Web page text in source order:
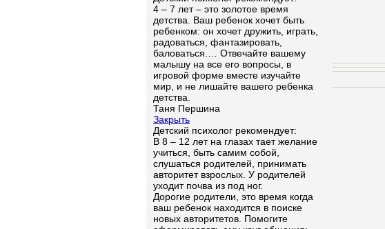
4 – 7 лет – это золотое время
детства. Ваш ребенок хочет быть
ребенком: он хочет дружить, играть,
радоваться, фантазировать,
баловаться.… Отвечайте вашему
малышу на все его вопросы, в
игровой форме вместе изучайте
мир, и не лишайте вашего ребенка
детства.
Таня Першина
Закрыть
Детский психолог рекомендует:
В 8 – 12 лет на глазах тает желание
учиться, быть самим собой,
слушаться родителей, принимать
авторитет взрослых. У родителей
уходит почва из под ног.
Дорогие родители, это время когда
ваш ребенок находится в поиске
новых авторитетов. Помогите